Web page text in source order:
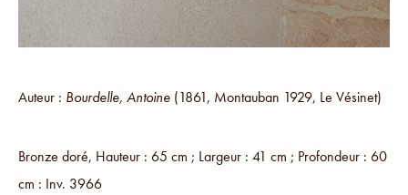
Auteur : Bourdelle, Antoine (1861, Montauban 1929, Le Vésinet)
Bronze doré, Hauteur : 65 cm ; Largeur : 41 cm ; Profondeur : 60
cm : Inv. 3966